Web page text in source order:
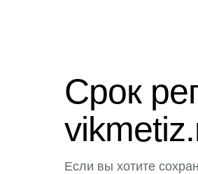
Срок
Если вы хотите